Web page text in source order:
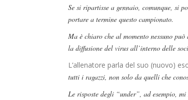
Se si ripartisse a gennaio, comunque, si
portare a termine questo campionato.
Ma è chiaro che al momento nessuno
la diffusione del virus all’interno delle
L’allenatore parla del suo (nuovo)
tutti i ragazzi, non solo da quelli che
Le risposte degli “under”, ad esempio,